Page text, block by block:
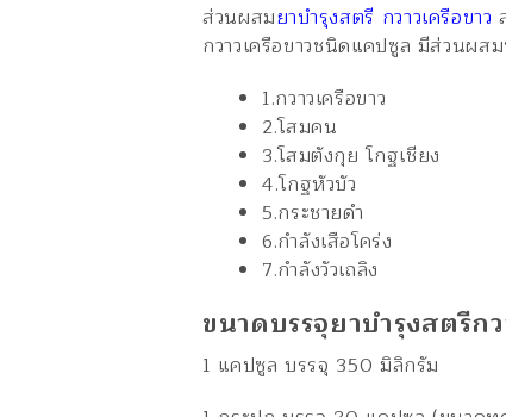
ส่วนผสมยาบำรุงสตรี กวาวเครือขาว
กวาวเครือขาวชนิดแคปซูล มีส่วนผ
1.กวาวเครือขาว
2.โสมคน
3.โสมตังกุย โกฐเชียง
4.โกฐหัวบัว
5.กระชายดำ
6.กำลังเสือโคร่ง
7.กำลังวัวเถลิง
ขนาดบรรจุยาบำรุงสตรีกว
1 แคปซูล บรรจุ 350 มิลิกรัม